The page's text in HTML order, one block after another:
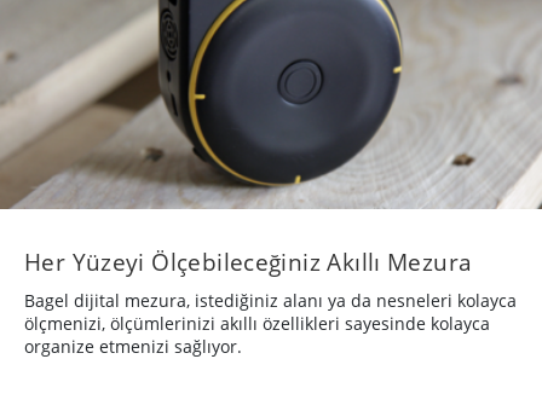
Her Yüzeyi Ölçebileceğiniz Akıllı Mezura
Bagel dijital mezura, istediğiniz alanı ya da nesneleri kolayca
ölçmenizi, ölçümlerinizi akıllı özellikleri sayesinde kolayca
organize etmenizi sağlıyor.​